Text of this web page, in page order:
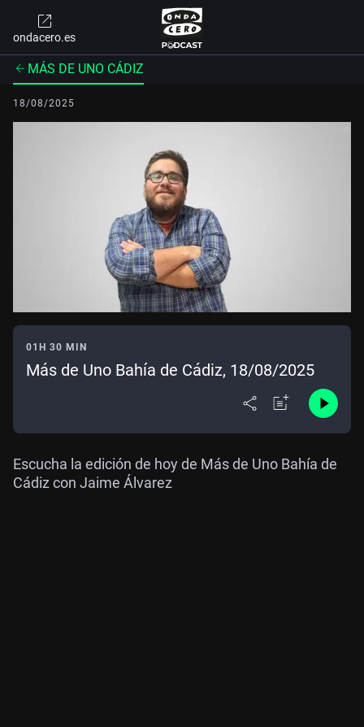
ondacero.es
MÁS DE UNO CÁDIZ
18/08/2025
01H 30 MIN
Más de Uno Bahía de Cádiz, 18/08/2025
Escucha la edición de hoy de Más de Uno Bahía de
Cádiz con Jaime Álvarez